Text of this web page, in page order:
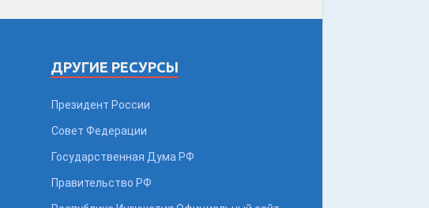
ДРУГИЕ РЕСУРСЫ
Президент России
Совет Федерации
Государственная Дума РФ
Правительство РФ